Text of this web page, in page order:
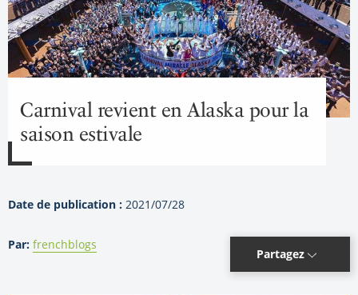
Carnival revient en Alaska pour la
saison estivale
Date de publication : 2021/07/28
Par: frenchblogs
Partagez